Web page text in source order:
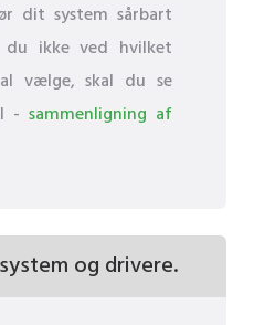
dit system sårbart
ikke ved hvilket
vælge, skal du se
- sammenligning af
og drivere.